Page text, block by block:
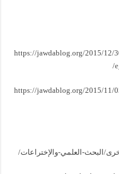
https://jawdablog.org/2015/12/
https://jawdablog.org/2015/11/